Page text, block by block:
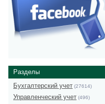
Разделы
Бухгалтерский учет (27614)
Управленческий учет (496)